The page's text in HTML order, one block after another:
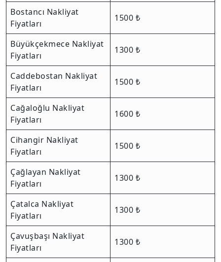
Bostancı Nakliyat
Fiyatları
1500 ₺
Büyükçekmece Nakliyat
Fiyatları
1300 ₺
Caddebostan Nakliyat
Fiyatları
1500 ₺
Cağaloğlu Nakliyat
Fiyatları
1600 ₺
Cihangir Nakliyat
Fiyatları
1500 ₺
Çağlayan Nakliyat
Fiyatları
1300 ₺
Çatalca Nakliyat
Fiyatları
1300 ₺
Çavuşbaşı Nakliyat
Fiyatları
1300 ₺